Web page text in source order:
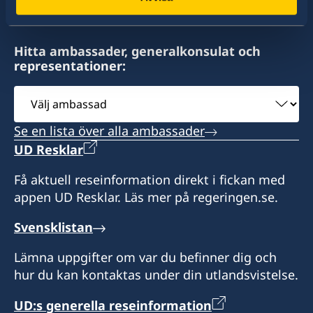
+421 2-482 402 51
Sveriges honorära generalkonsulat
Tomášikova 30
821 01 Bratislava
Slovakien
Öppettider: onsdagar 12.00-16.00 (samt vid
Konsulatet har inte behörighet att utfärda vare
sig ordinarie pass, nationellt ID-kort eller
provisoriskt pass.
Upphämtning av redan utfärdade
resehandlingar är däremot möjlig.
Honorär generalkonsul
Hitta ambassader, generalkonsulat och
representationer:
Välj
ambassad
Se en lista över alla ambassader
UD Resklar
Få aktuell reseinformation direkt i fickan med
appen UD Resklar. Läs mer på regeringen.se.
Svensklistan
Lämna uppgifter om var du befinner dig och
hur du kan kontaktas under din utlandsvistelse.
UD:s generella reseinformation